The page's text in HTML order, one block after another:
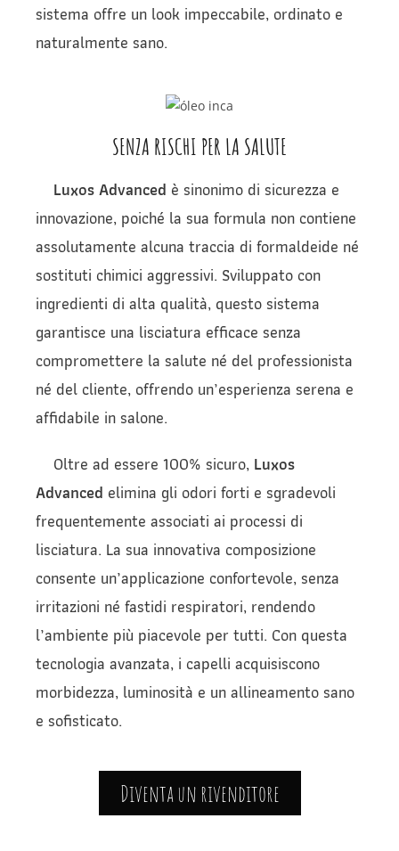
sistema offre un look impeccabile, ordinato e
naturalmente sano.
SENZA RISCHI PER LA SALUTE
Luxos Advanced è sinonimo di sicurezza e
innovazione, poiché la sua formula non contiene
assolutamente alcuna traccia di formaldeide né
sostituti chimici aggressivi. Sviluppato con
ingredienti di alta qualità, questo sistema
garantisce una lisciatura efficace senza
compromettere la salute né del professionista
né del cliente, offrendo un’esperienza serena e
affidabile in salone.
Oltre ad essere 100% sicuro, Luxos
Advanced elimina gli odori forti e sgradevoli
frequentemente associati ai processi di
lisciatura. La sua innovativa composizione
consente un’applicazione confortevole, senza
irritazioni né fastidi respiratori, rendendo
l’ambiente più piacevole per tutti. Con questa
tecnologia avanzata, i capelli acquisiscono
morbidezza, luminosità e un allineamento sano
e sofisticato.
Diventa un rivenditore